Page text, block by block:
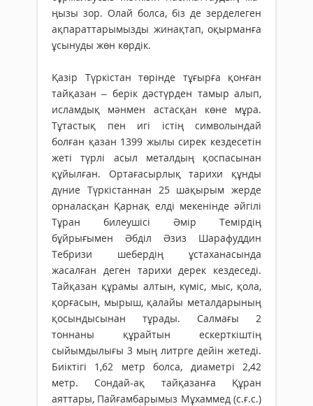
ңы­зы зор. Олай болса, біз де зерделеген
ақпараттарымызды жи­нақтап, оқырманға
ұсынуды жөн көрдік.
Қазір Түркістан төрінде тұғырға қонған
тайқазан – берік дәстүрден тамыр алып,
исламдық мәнмен астасқан көне мұра.
Тұтастық пен игі істің символындай
болған қазан 1399 жылы сирек кездесетін
жеті түрлі асыл металдың қоспасынан
құйылған. Ортағасырлық тарихи құнды
дүние Түркістаннан 25 ша­қырым жерде
орналасқан Қарнақ елді мекенінде әйгілі
Тұран билеушісі Әмір Темірдің
бұйрығымен Әбділ Әзиз Шарафуддин
Тебризи шебердің ұстаханасында
жасалған деген тарихи дерек кездеседі.
Тайқазан құрамы алтын, күміс, мыс, қола,
қорғасын, мырыш, қалайы металдарының
қосындысынан тұрады. Салмағы 2
тоннаны құрайтын ескерткіштің
сыйымдылығы 3 мың литрге дейін жетеді.
Биіктігі 1,62 метр болса, диаметрі 2,42
метр. Сондай-ақ тайқазанға Құран
аяттары, Пайғамбарымыз Мұхаммед (с.ғ.с.)